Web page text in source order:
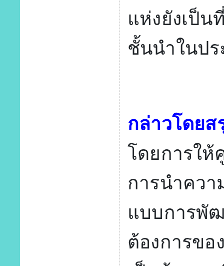
แห่งยังเป็น
ชั้นนำในปร
กล่าวโดยส
โดยการให้
การนำคว
แบบการพั
ต้องการข